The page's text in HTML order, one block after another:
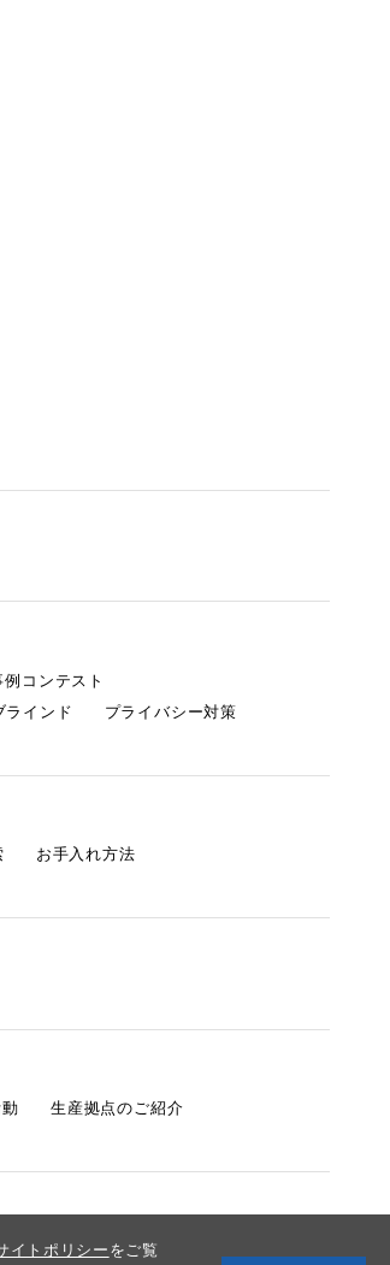
イトポリシーをご覧
例コンテスト
ラインド
プライバシー対策
お手入れ方法
生産拠点のご紹介